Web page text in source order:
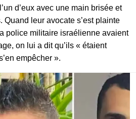
d’eux avec une main brisée et
leur avocate s’est plainte
police militaire israélienne avaient
on lui a dit qu’ils « étaient
empêcher ».